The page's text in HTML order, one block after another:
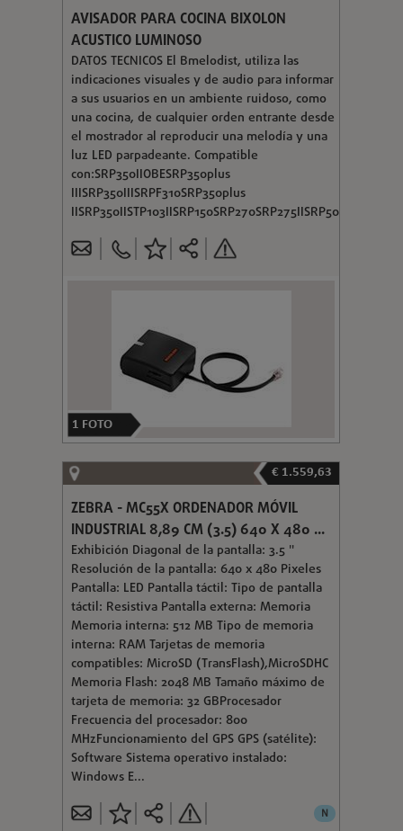
AVISADOR PARA COCINA BIXOLON
ACUSTICO LUMINOSO
DATOS TECNICOS El Bmelodist, utiliza las
indicaciones visuales y de audio para informar
a sus usuarios en un ambiente ruidoso, como
una cocina, de cualquier orden entrante desde
el mostrador al reproducir una melodía y una
luz LED parpadeante. Compatible
con:SRP350IIOBESRP350plus
IIISRP350IIISRPF310SRP350plus
IISRP350IISTP103IISRP150SRP270SRP275IISRP500
1 FOTO
€ 1.559,63
ZEBRA - MC55X ORDENADOR MÓVIL
INDUSTRIAL 8,89 CM (3.5) 640 X 480 ...
Exhibición Diagonal de la pantalla: 3.5 "
Resolución de la pantalla: 640 x 480 Pixeles
Pantalla: LED Pantalla táctil: Tipo de pantalla
táctil: Resistiva Pantalla externa: Memoria
Memoria interna: 512 MB Tipo de memoria
interna: RAM Tarjetas de memoria
compatibles: MicroSD (TransFlash),MicroSDHC
Memoria Flash: 2048 MB Tamaño máximo de
tarjeta de memoria: 32 GBProcesador
Frecuencia del procesador: 800
MHzFuncionamiento del GPS GPS (satélite):
Software Sistema operativo instalado:
Windows E...
N